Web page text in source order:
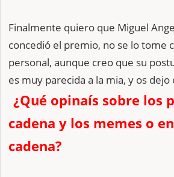
Finalmente quiero que Miguel
concedió el premio, no se lo tome
personal, aunque creo que su
es muy parecida a la mia, y os
¿Qué opinaís sobre los
cadena y los memes o
cadena?